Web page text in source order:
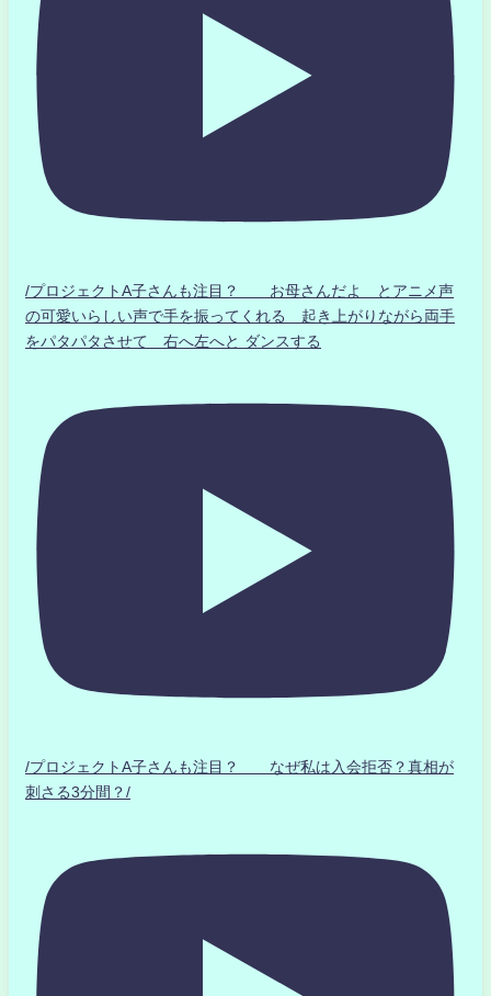
/プロジェクトA子さんも注目？ お母さんだよ とアニメ声
の可愛いらしい声で手を振ってくれる 起き上がりながら両手
をパタパタさせて 右へ左へと ダンスする
/プロジェクトA子さんも注目？ なぜ私は入会拒否？真相が
刺さる3分間？/